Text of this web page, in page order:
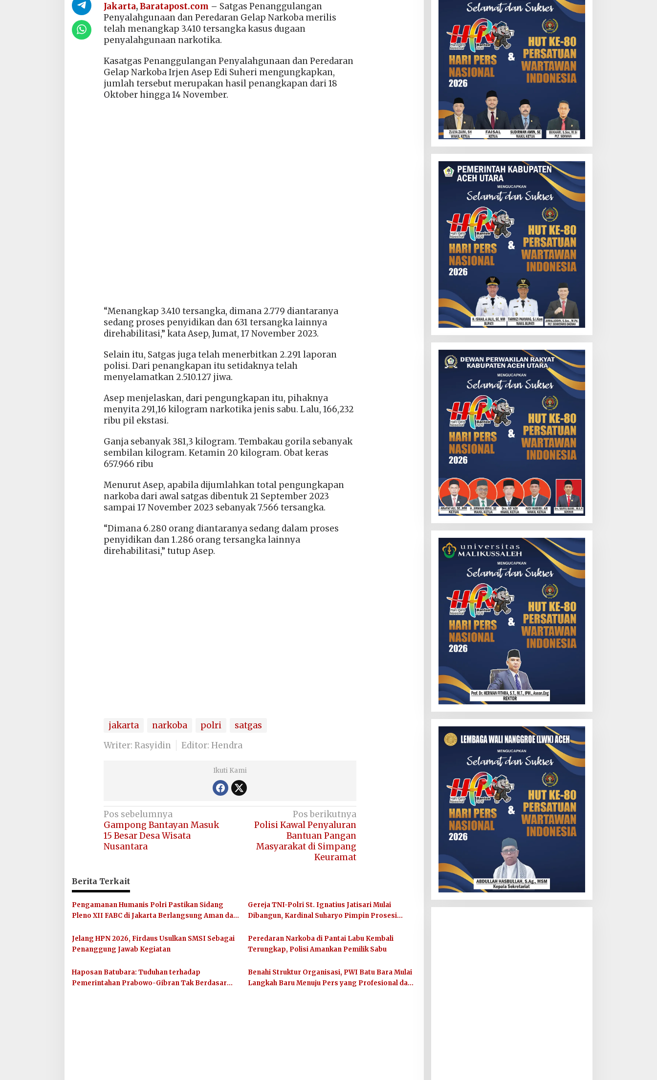
Jakarta,Baratapost.com – Satgas Penanggulangan
Penyalahgunaan dan Peredaran Gelap Narkoba merilis
telah menangkap 3.410 tersangka kasus dugaan
penyalahgunaan narkotika.
Kasatgas Penanggulangan Penyalahgunaan dan Peredaran
Gelap Narkoba Irjen Asep Edi Suheri mengungkapkan,
jumlah tersebut merupakan hasil penangkapan dari 18
Oktober hingga 14 November.
“Menangkap 3.410 tersangka, dimana 2.779 diantaranya
sedang proses penyidikan dan 631 tersangka lainnya
direhabilitasi,” kata Asep, Jumat, 17 November 2023.
Selain itu, Satgas juga telah menerbitkan 2.291 laporan
polisi. Dari penangkapan itu setidaknya telah
menyelamatkan 2.510.127 jiwa.
Asep menjelaskan, dari pengungkapan itu, pihaknya
menyita 291,16 kilogram narkotika jenis sabu. Lalu, 166,232
ribu pil ekstasi.
Ganja sebanyak 381,3 kilogram. Tembakau gorila sebanyak
sembilan kilogram. Ketamin 20 kilogram. Obat keras
657.966 ribu
Menurut Asep, apabila dijumlahkan total pengungkapan
narkoba dari awal satgas dibentuk 21 September 2023
sampai 17 November 2023 sebanyak 7.566 tersangka.
“Dimana 6.280 orang diantaranya sedang dalam proses
penyidikan dan 1.286 orang tersangka lainnya
direhabilitasi,” tutup Asep.
jakarta narkoba polri
satgas
Writer: Rasyidin
Editor: Hendra
Ikuti Kami
Navigasi
pos
Pos sebelumnya
Gampong Bantayan Masuk
15 Besar Desa Wisata
Nusantara
Pos berikutnya
Polisi Kawal Penyaluran
Bantuan Pangan
Masyarakat di Simpang
Keuramat
Berita Terkait
Pengamanan Humanis Polri Pastikan Sidang
Pleno XII FABC di Jakarta Berlangsung Aman dan
Gereja TNI-Polri St. Ignatius Jatisari Mulai
Dibangun, Kardinal Suharyo Pimpin Prosesi
Jelang HPN 2026, Firdaus Usulkan SMSI Sebagai
Penanggung Jawab Kegiatan
Peredaran Narkoba di Pantai Labu Kembali
Terungkap, Polisi Amankan Pemilik Sabu
Haposan Batubara: Tuduhan terhadap
Pemerintahan Prabowo-Gibran Tak Berdasar
Benahi Struktur Organisasi, PWI Batu Bara Mulai
Langkah Baru Menuju Pers yang Profesional dan